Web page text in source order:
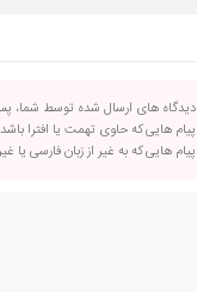
دیدگاه های ارسال شده توسط شما،
پیام هایی که حاوی تهمت یا افترا
پیام هایی که به غیر از زبان فارسی